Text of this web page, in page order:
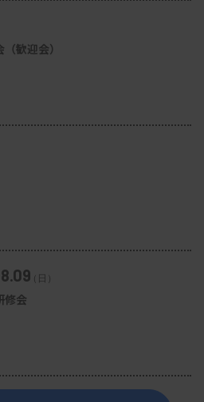
歓迎会）
（日）
修会